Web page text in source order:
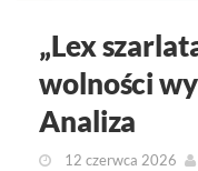
„Lex
wolności
Analiza
12 czerwca 2026